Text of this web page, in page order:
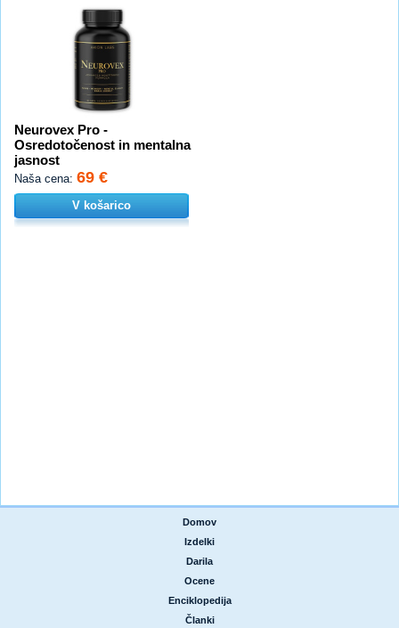
Neurovex Pro -
Osredotočenost in mentalna
jasnost
Naša cena: 69 €
V košarico
Domov
Izdelki
Darila
Ocene
Enciklopedija
Članki